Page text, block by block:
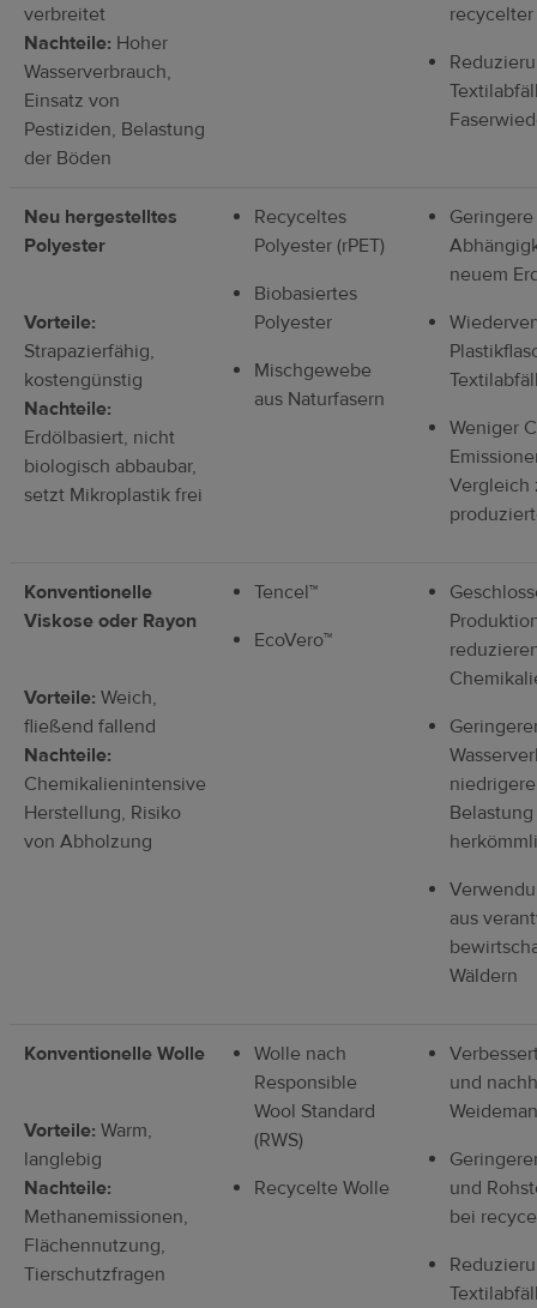
verbreitet
Nachteile: Hoher
Wasserverbrauch,
Einsatz von
Pestiziden, Belastung
der Böden
Neu hergestelltes
Polyester
Vorteile:
Strapazierfähig,
kostengünstig
Nachteile:
Erdölbasiert, nicht
biologisch abbaubar,
setzt Mikroplastik frei
Recyceltes
Polyester (rPET)
Biobasiertes
Polyester
Mischgewebe
aus Naturfasern
Geringere
neuem
Weniger
Vergleich
Konventionelle
Viskose oder Rayon
Vorteile: Weich,
fließend fallend
Nachteile:
Chemikalienintensive
Herstellung, Risiko
von Abholzung
Tencel™
EcoVero™
Belastung
aus
Wäldern
Konventionelle Wolle
Vorteile: Warm,
langlebig
Nachteile:
Methanemissionen,
Flächennutzung,
Tierschutzfragen
Wolle nach
Responsible
Wool Standard
(RWS)
Recycelte Wolle
und
und
bei